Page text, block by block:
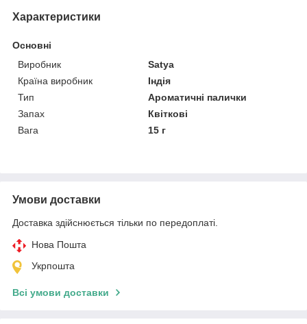
Характеристики
Основні
Виробник
Satya
Країна виробник
Індія
Тип
Ароматичні палички
Запах
Квіткові
Вага
15 г
Умови доставки
Доставка здійснюється тільки по передоплаті.
Нова Пошта
Укрпошта
Всі умови доставки